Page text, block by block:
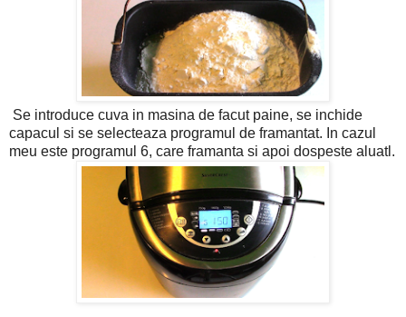
Se introduce cuva in masina de facut paine, se inchide
capacul si se selecteaza programul de framantat. In cazul
meu este programul 6, care framanta si apoi dospeste aluatl.